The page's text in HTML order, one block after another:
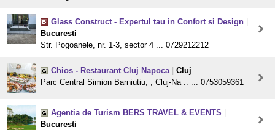
Glass Construct - Expertul tau in Confort si Design
Bucuresti
Str. Pogoanele, nr. 1-3, sector 4 ... 0729212212
Chios - Restaurant Cluj Napoca
Cluj
Parc Central Simion Barniutiu, , Cluj-Na .. ... 0753059361
Agentia de Turism BERS TRAVEL & EVENTS
Bucuresti